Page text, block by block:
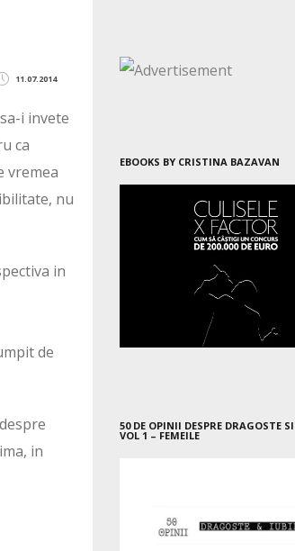
11.07.2014
i invete
ca
vremea
nu
in
de
in
EBOOKS BY CRISTINA BAZAVAN
50 DE OPINII DESPRE DRAGOSTE
VOL 1 – FEMEILE